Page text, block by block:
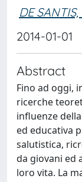
DE
2014-01-01
Abstract
Fino ad oggi,
ricerche
influenze
ed educativa
salutistica,
da giovani ed
loro vita. La